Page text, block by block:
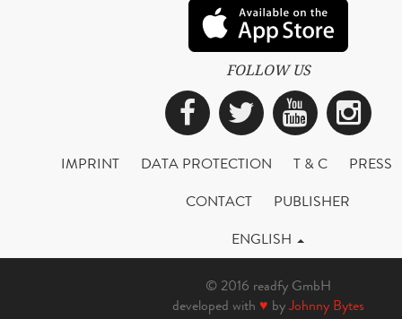
FOLLOW US
Facebook
Twitter
IMPRINT DATA PROTECTION T & C
PRESS
CONTACT
PUBLISHER
ENGLISH
© 2016 readfy GmbH
developed with ♥ byJohnny Bytes